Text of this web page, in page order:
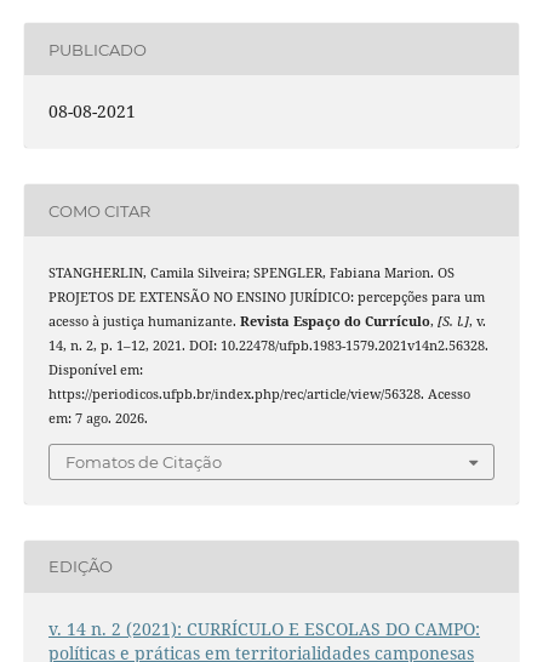
PUBLICADO
08-08-2021
COMO CITAR
STANGHERLIN, Camila Silveira; SPENGLER, Fabiana Marion. OS
PROJETOS DE EXTENSÃO NO ENSINO JURÍDICO: percepções para um
acesso à justiça humanizante. Revista Espaço do Currículo, [S. l.], v.
14, n. 2, p. 1–12, 2021. DOI: 10.22478/ufpb.1983-1579.2021v14n2.56328.
Disponível em:
https://periodicos.ufpb.br/index.php/rec/article/view/56328. Acesso
em: 7 ago. 2026.
Fomatos de Citação
EDIÇÃO
v. 14 n. 2 (2021): CURRÍCULO E ESCOLAS DO CAMPO:
políticas e práticas em territorialidades camponesas